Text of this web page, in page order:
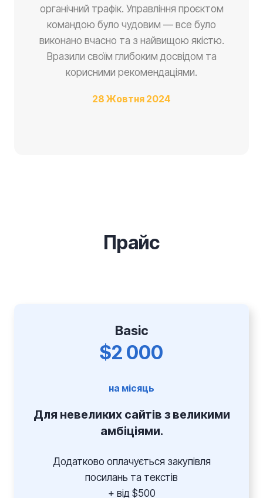
органічний трафік. Управління проєктом
командою було чудовим — все було
виконано вчасно та з найвищою якістю.
Вразили своїм глибоким досвідом та
корисними рекомендаціями.
28 Жовтня 2024
Прайс
Basic
$2 000
на місяць
Для невеликих сайтів з великими
амбіціями.
Додатково оплачується закупівля
посилань та текстів
+ від $500